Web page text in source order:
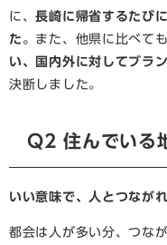
に、長崎に帰省するたび
た。 また、他県に比べて
い、国内外に対してブラ
決断しました。
Q2 住んでいる
いい意味で、人とつなが
都会は人が多い分、つな